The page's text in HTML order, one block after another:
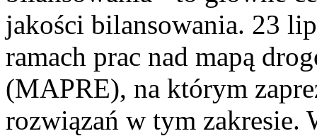
jakości bilansowania. 23
ramach prac nad mapą
(MAPRE), na którym
rozwiązań w tym zakresie.